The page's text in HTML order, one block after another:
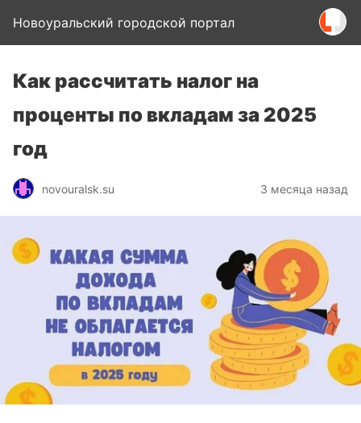
Новоуральский городской портал
Как рассчитать налог на
проценты по вкладам за 2025
год
novouralsk.su 3 месяца назад